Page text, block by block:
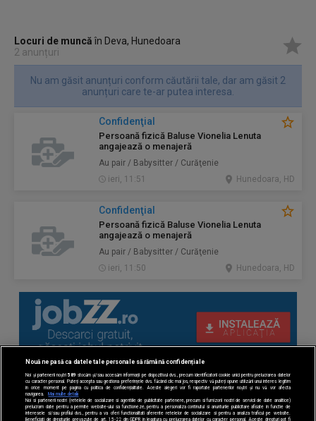
Locuri de muncăîn Deva, Hunedoara
2 anunțuri
Nu am găsit anunțuri conform căutării tale, dar am găsit 2
anunțuri care te-ar putea interesa.
Confidenţial
Persoană fizică Baluse Vionelia Lenuta
angajează o menajeră
Au pair / Babysitter / Curăţenie
ieri, 11:51
Hunedoara, HD
Confidenţial
Persoană fizică Baluse Vionelia Lenuta
angajează o menajeră
Au pair / Babysitter / Curăţenie
ieri, 11:50
Hunedoara, HD
Nouă ne pasă ca datele tale personale să rămână confidențiale
Noi și partenerii noștri 589 stocăm și/sau accesăm informații pe dispozitivul dvs., precum identificatorii cookie unici pentru prelucrarea datelor
cu caracter personal. Puteți accepta sau gestiona preferințele dvs. făcând clic mai jos, respectiv vă puteți opune utilizării unui interes legitim
în orice moment pe pagina cu politica de confidențialitate. Aceste alegeri vor fi raportate partenerilor noștri și nu vă vor afecta
navigarea.
Mai multe detalii
Noi si partenerii nostri (retelele de socializare si agentiile de publicitate partenere, precum si furnizorii nostri de servicii de date analitice)
prelucram date pentru a permite website-ului sa functioneze, pentru a personaliza continutul si anunturile publicitare afisate in functie de
interesele si/sau profilul dvs., pentru a va oferi functionalitati aferente retelelor de socializare si pentru a analiza traficul pe website.
Beneficiati de drepturile prevazute de art. 15-22 din GDPR in legatura cu prelucrarea datelor cu caracter personal. Aceste drepturi pot fi